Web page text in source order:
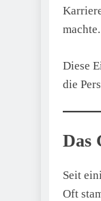
Diese
die
Das
Seit
Oft